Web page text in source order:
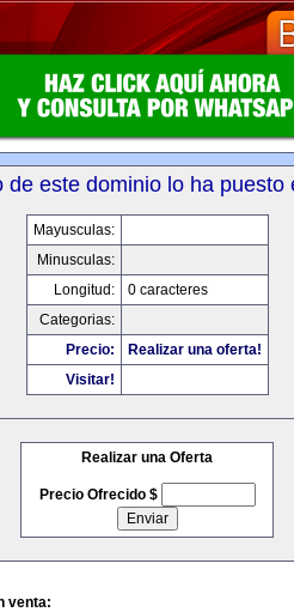
de este dominio lo ha puesto
Mayusculas:
Minusculas:
Longitud:
0 caracteres
Categorias:
Precio:
Realizar una oferta!
Visitar!
Realizar una Oferta
Precio Ofrecido $
venta: